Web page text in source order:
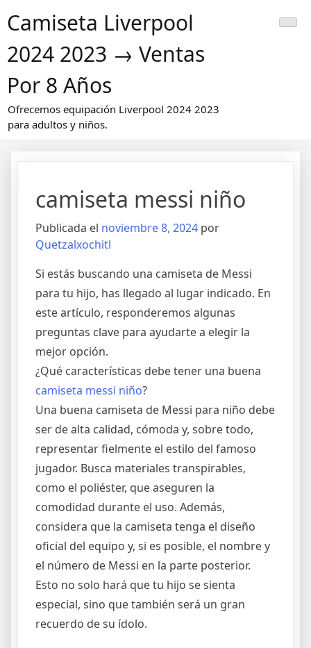
alCamiseta Liverpool
2024 2023 → Ventas
Por 8 Años
Ofrecemos equipación Liverpool 2024 2023
para adultos y niños.
camiseta messi niño
Publicada el noviembre 8, 2024 por
Quetzalxochitl
Si estás buscando una camiseta de Messi
para tu hijo, has llegado al lugar indicado. En
este artículo, responderemos algunas
preguntas clave para ayudarte a elegir la
mejor opción.
¿Qué características debe tener una buena
camiseta messi niño?
Una buena camiseta de Messi para niño debe
ser de alta calidad, cómoda y, sobre todo,
representar fielmente el estilo del famoso
jugador. Busca materiales transpirables,
como el poliéster, que aseguren la
comodidad durante el uso. Además,
considera que la camiseta tenga el diseño
oficial del equipo y, si es posible, el nombre y
el número de Messi en la parte posterior.
Esto no solo hará que tu hijo se sienta
especial, sino que también será un gran
recuerdo de su ídolo.